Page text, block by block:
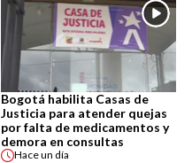
Bogotá habilita Casas de
Justicia para atender quejas
por falta de medicamentos y
demora en consultas
Haceun día